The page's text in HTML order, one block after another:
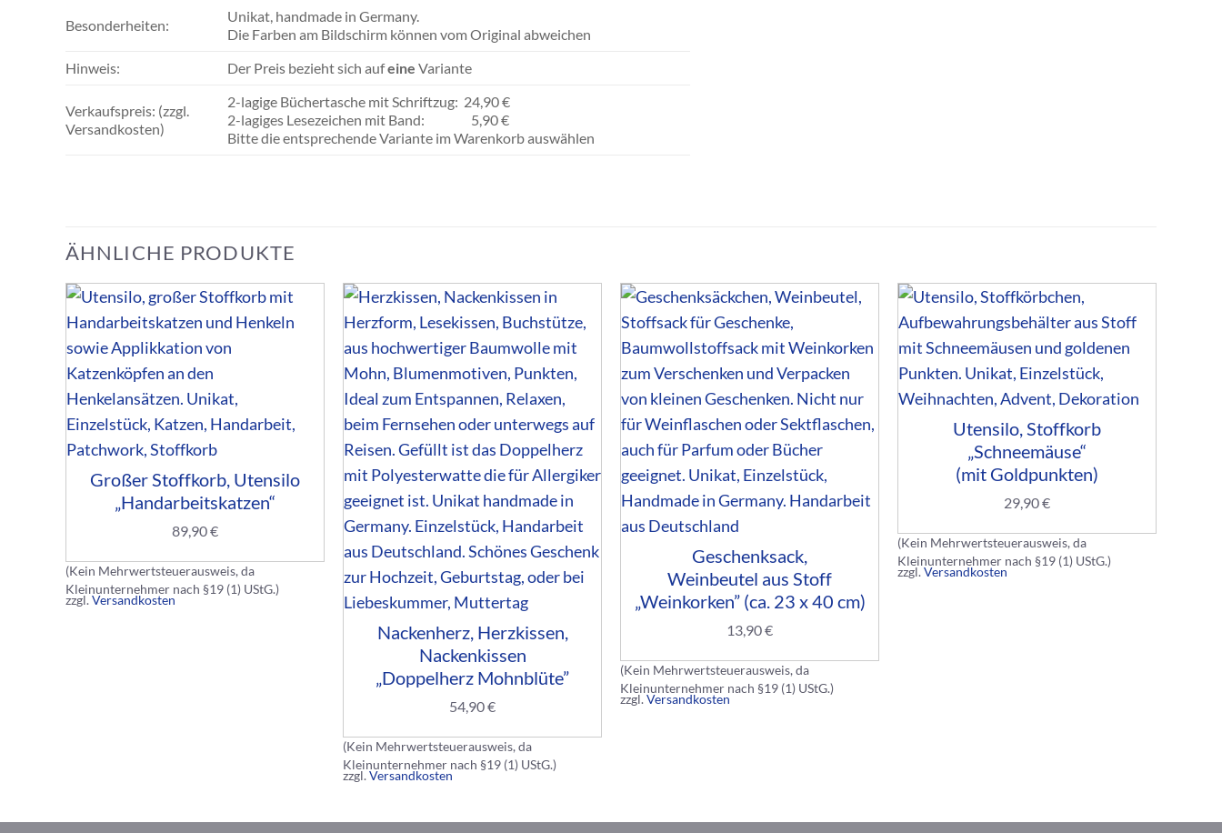
Besonderheiten:
Unikat, handmade in Germany.
Die Farben am Bildschirm können vom Original abweichen
Hinweis:
Der Preis bezieht sich aufeine Variante
Verkaufspreis: (zzgl.
Versandkosten)
2-lagige Büchertasche mit Schriftzug: 24,90 €
2-lagiges Lesezeichen mit Band: 5,90 €
Bitte die entsprechende Variante im Warenkorb auswählen
ÄHNLICHE PRODUKTE
Großer Stoffkorb, Utensilo
„Handarbeitskatzen“
89,90€
(Kein Mehrwertsteuerausweis, da
Kleinunternehmer nach §19 (1) UStG.)
zzgl.Versandkosten
Nackenherz, Herzkissen,
Nackenkissen
„Doppelherz Mohnblüte”
54,90€
(Kein Mehrwertsteuerausweis, da
Kleinunternehmer nach §19 (1) UStG.)
zzgl.Versandkosten
Geschenksack,
Weinbeutel aus Stoff
„Weinkorken” (ca. 23 x 40 cm)
13,90€
(Kein Mehrwertsteuerausweis, da
Kleinunternehmer nach §19 (1) UStG.)
zzgl.Versandkosten
Utensilo, Stoffkorb
„Schneemäuse“
(mit Goldpunkten)
29,90€
(Kein Mehrwertsteuerausweis, da
Kleinunternehmer nach §19 (1) UStG.)
zzgl.Versandkosten